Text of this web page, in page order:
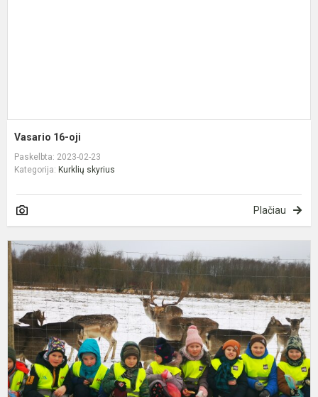
Vasario 16-oji
Paskelbta: 2023-02-23
Kategorija: Kurklių skyrius
Plačiau